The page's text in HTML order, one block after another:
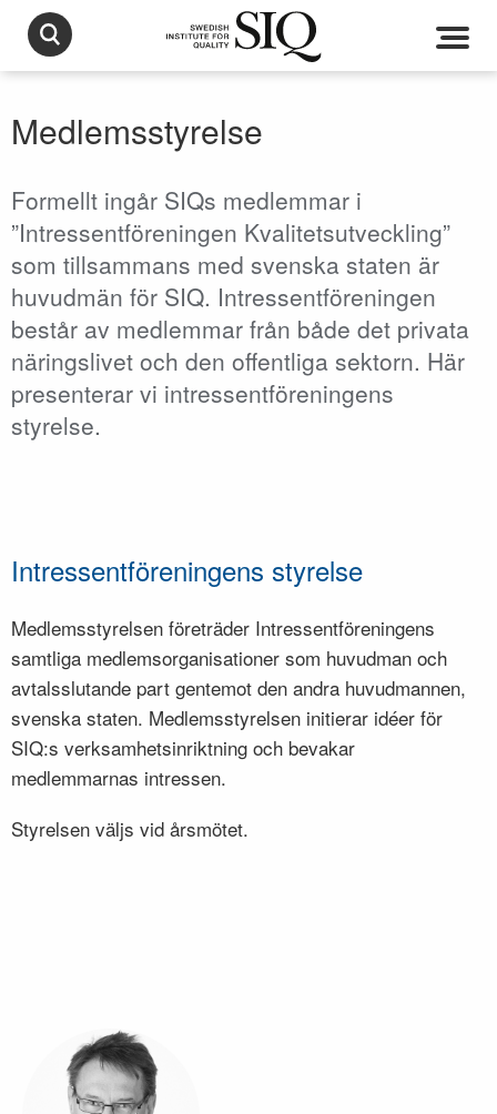
Medlemsstyrelse
Formellt ingår SIQs medlemmar i
”Intressentföreningen Kvalitetsutveckling”
som tillsammans med svenska staten är
huvudmän för SIQ. Intressentföreningen
består av medlemmar från både det privata
näringslivet och den offentliga sektorn. Här
presenterar vi intressentföreningens
styrelse.
Intressentföreningens styrelse
Medlemsstyrelsen företräder Intressentföreningens
samtliga medlemsorganisationer som huvudman och
avtalsslutande part gentemot den andra huvudmannen,
svenska staten. Medlemsstyrelsen initierar idéer för
SIQ:s verksamhetsinriktning och bevakar
medlemmarnas intressen.
Styrelsen väljs vid årsmötet.